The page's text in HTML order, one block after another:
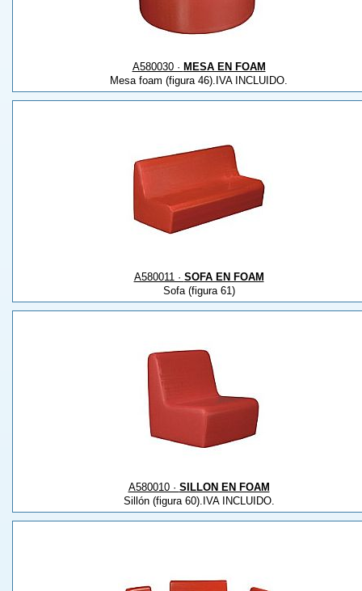
A580030 · MESA EN FOAM
Mesa foam (figura 46).IVA INCLUIDO.
A580011 · SOFA EN FOAM
Sofa (figura 61)
A580010 · SILLON EN FOAM
Sillón (figura 60).IVA INCLUIDO.